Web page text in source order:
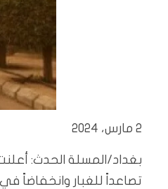
2 مارس، 2024
بغداد/المسلة الحدث:
تصاعداً للغبار وانخفاضاً في